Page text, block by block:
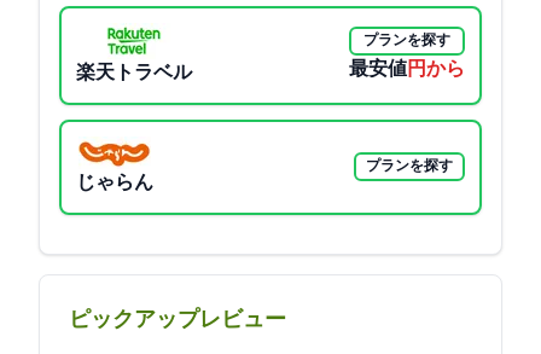
楽天トラベル
プランを探す
最安値7340円から
じゃらん
プランを探す
ピックアップレビュー